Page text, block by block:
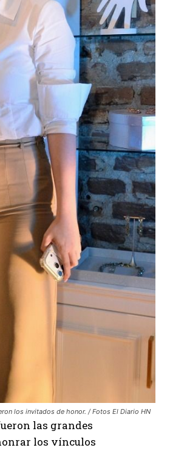
los invitados de honor. / Fotos El Diario HN
las grandes
los vínculos